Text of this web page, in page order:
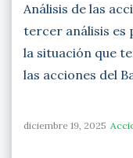
Análisis de las
tercer análisis es
la situación que
las acciones del
diciembre 19, 2025